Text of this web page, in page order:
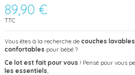
89,90 €
TTC
Vous êtes à la recherche de couches
confortables pour bébé ?
Ce lot est fait pour vous ! Pensé pour vous
les essentiels